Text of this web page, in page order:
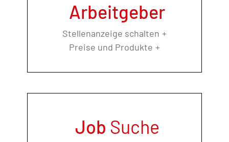
Arbeitgeber
Stellenanzeige schalten
Preise und Produkte
Job Suche